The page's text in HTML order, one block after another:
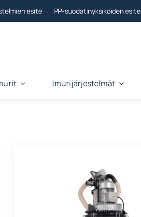
esite PP-suodatinyksiköiden esite
Imurijärjestelmät